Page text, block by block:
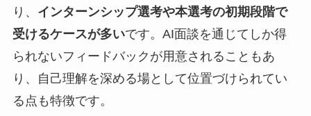
り、 インターンシップ選考や本選考の初期段階で
受けるケースが多いです。AI面談を通じてしか得
られないフィードバックが用意されることもあ
り、自己理解を深める場として位置づけられてい
る点も特徴です。